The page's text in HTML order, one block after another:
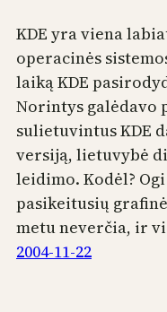
KDE yra viena
operacinės
laiką KDE
Norintys galėdavo
sulietuvintus KDE
versiją, lietuvybė
leidimo. Kodėl?
pasikeitusių
metu neverčia, ir
2004-11-22